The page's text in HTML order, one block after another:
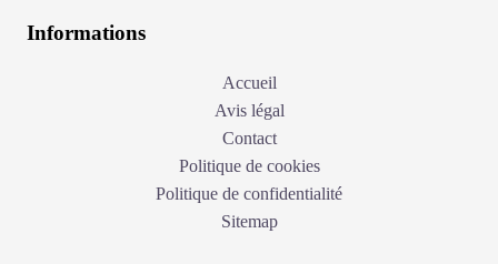
Informations
Accueil
Avis légal
Contact
Politique de cookies
Politique de confidentialité
Sitemap